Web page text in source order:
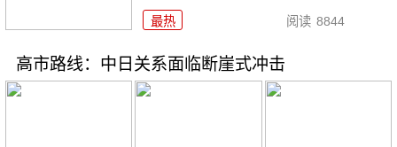
最热 阅读 8844
高市路线：中日关系面临断崖式冲击